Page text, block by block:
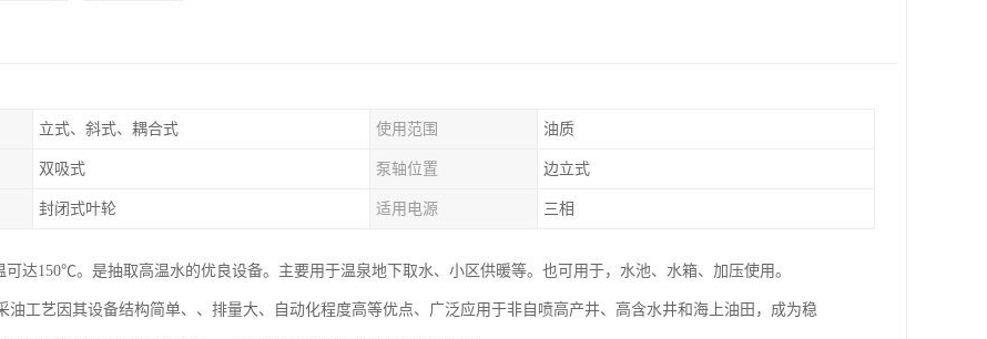
立式、斜式、耦合式 使用范围 油质
双吸式 泵轴位置 边立式
封闭式叶轮 适用电源 三相
可达150℃。是抽取高温水的优良设备。主要用于温泉地下取水、小区供暖等。也可用于，水池、水箱、加压使用。
油工艺因其设备结构简单、、排量大、自动化程度高等优点、广泛应用于非自喷高产井、高含水井和海上油田，成为稳